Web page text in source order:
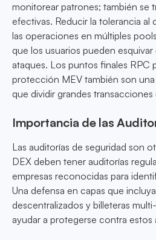
monitorear patrones; también se
efectivas. Reducir la tolerancia al
las operaciones en múltiples
que los usuarios pueden
ataques. Los puntos finales RPC
protección MEV también son
que dividir grandes transacciones
Importancia de las
Las auditorías de seguridad son
DEX deben tener auditorías
empresas reconocidas para
Una defensa en capas que
descentralizados y billeteras
ayudar a protegerse contra estos